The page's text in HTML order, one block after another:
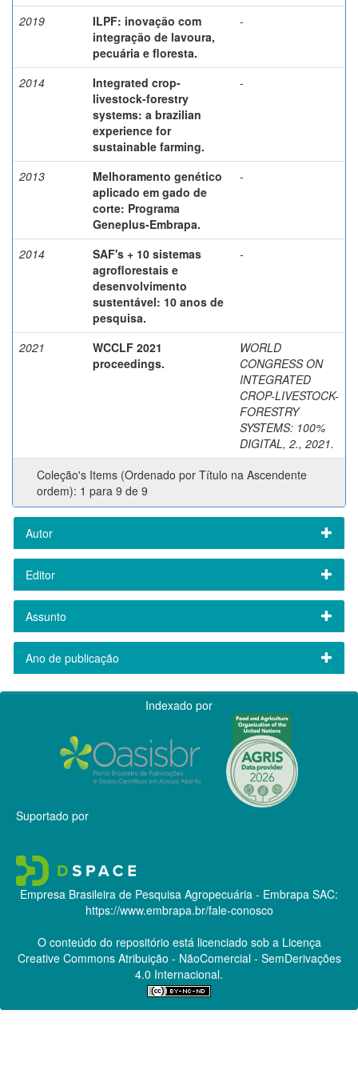
2019
ILPF: inovação com
integração de lavoura,
pecuária e floresta.
-
2014
Integrated crop-
livestock-forestry
systems: a brazilian
experience for
sustainable farming.
-
2013
Melhoramento genético
aplicado em gado de
corte: Programa
Geneplus-Embrapa.
-
2014
SAF's + 10 sistemas
agroflorestais e
desenvolvimento
sustentável: 10 anos de
pesquisa.
-
2021
WCCLF 2021
proceedings.
WORLD
CONGRESS ON
INTEGRATED
CROP-LIVESTOCK-
FORESTRY
SYSTEMS: 100%
DIGITAL, 2., 2021.
Coleção's Items (Ordenado por Título na Ascendente
ordem): 1 para 9 de 9
Autor
Editor
Assunto
Ano de publicação
Indexado por
Suportado por
Empresa Brasileira de Pesquisa Agropecuária - Embrapa SAC:
https://www.embrapa.br/fale-conosco
O conteúdo do repositório está licenciado sob a Licença
Creative CommonsAtribuição - NãoComercial - SemDerivações
4.0 Internacional.